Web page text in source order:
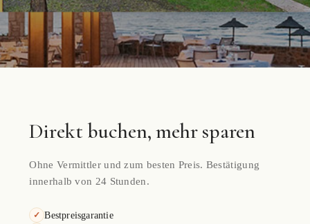
Direkt buchen, mehr sparen
Ohne Vermittler und zum besten Preis. Bestätigung
innerhalb von 24 Stunden.
✓ Bestpreisgarantie